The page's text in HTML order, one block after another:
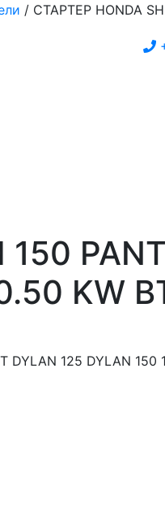
/ СТАРТЕР HONDA
0.50
DYLAN 125 DYLAN